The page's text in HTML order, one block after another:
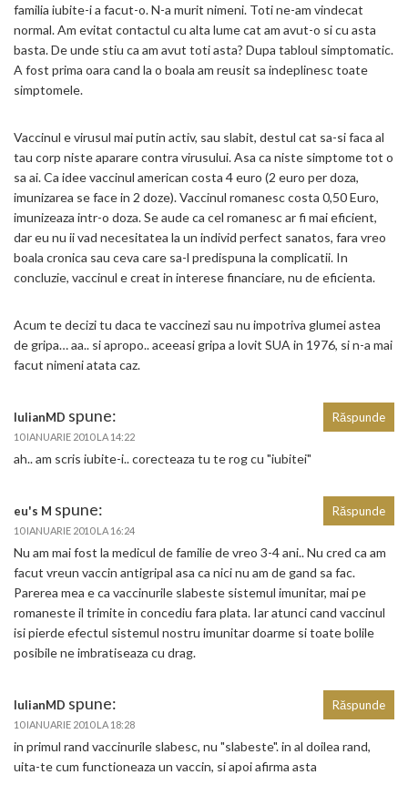
familia iubite-i a facut-o. N-a murit nimeni. Toti ne-am vindecat
normal. Am evitat contactul cu alta lume cat am avut-o si cu asta
basta. De unde stiu ca am avut toti asta? Dupa tabloul simptomatic.
A fost prima oara cand la o boala am reusit sa indeplinesc toate
simptomele.
Vaccinul e virusul mai putin activ, sau slabit, destul cat sa-si faca al
tau corp niste aparare contra virusului. Asa ca niste simptome tot o
sa ai. Ca idee vaccinul american costa 4 euro (2 euro per doza,
imunizarea se face in 2 doze). Vaccinul romanesc costa 0,50 Euro,
imunizeaza intr-o doza. Se aude ca cel romanesc ar fi mai eficient,
dar eu nu ii vad necesitatea la un individ perfect sanatos, fara vreo
boala cronica sau ceva care sa-l predispuna la complicatii. In
concluzie, vaccinul e creat in interese financiare, nu de eficienta.
Acum te decizi tu daca te vaccinezi sau nu impotriva glumei astea
de gripa… aa.. si apropo.. aceeasi gripa a lovit SUA in 1976, si n-a mai
facut nimeni atata caz.
IulianMD spune:
10 IANUARIE 2010 LA 14:22
ah.. am scris iubite-i.. corecteaza tu te rog cu "iubitei"
Răspunde
eu's M spune:
10 IANUARIE 2010 LA 16:24
Nu am mai fost la medicul de familie de vreo 3-4 ani.. Nu cred ca am
facut vreun vaccin antigripal asa ca nici nu am de gand sa fac.
Parerea mea e ca vaccinurile slabeste sistemul imunitar, mai pe
romaneste il trimite in concediu fara plata. Iar atunci cand vaccinul
isi pierde efectul sistemul nostru imunitar doarme si toate bolile
posibile ne imbratiseaza cu drag.
Răspunde
IulianMD spune:
10 IANUARIE 2010 LA 18:28
in primul rand vaccinurile slabesc, nu "slabeste". in al doilea rand,
uita-te cum functioneaza un vaccin, si apoi afirma asta
Răspunde